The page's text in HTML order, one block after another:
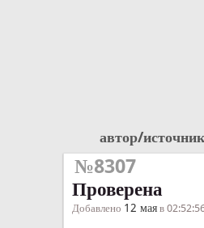
автор/
№8307
Проверена
Добавлено 12 мая в